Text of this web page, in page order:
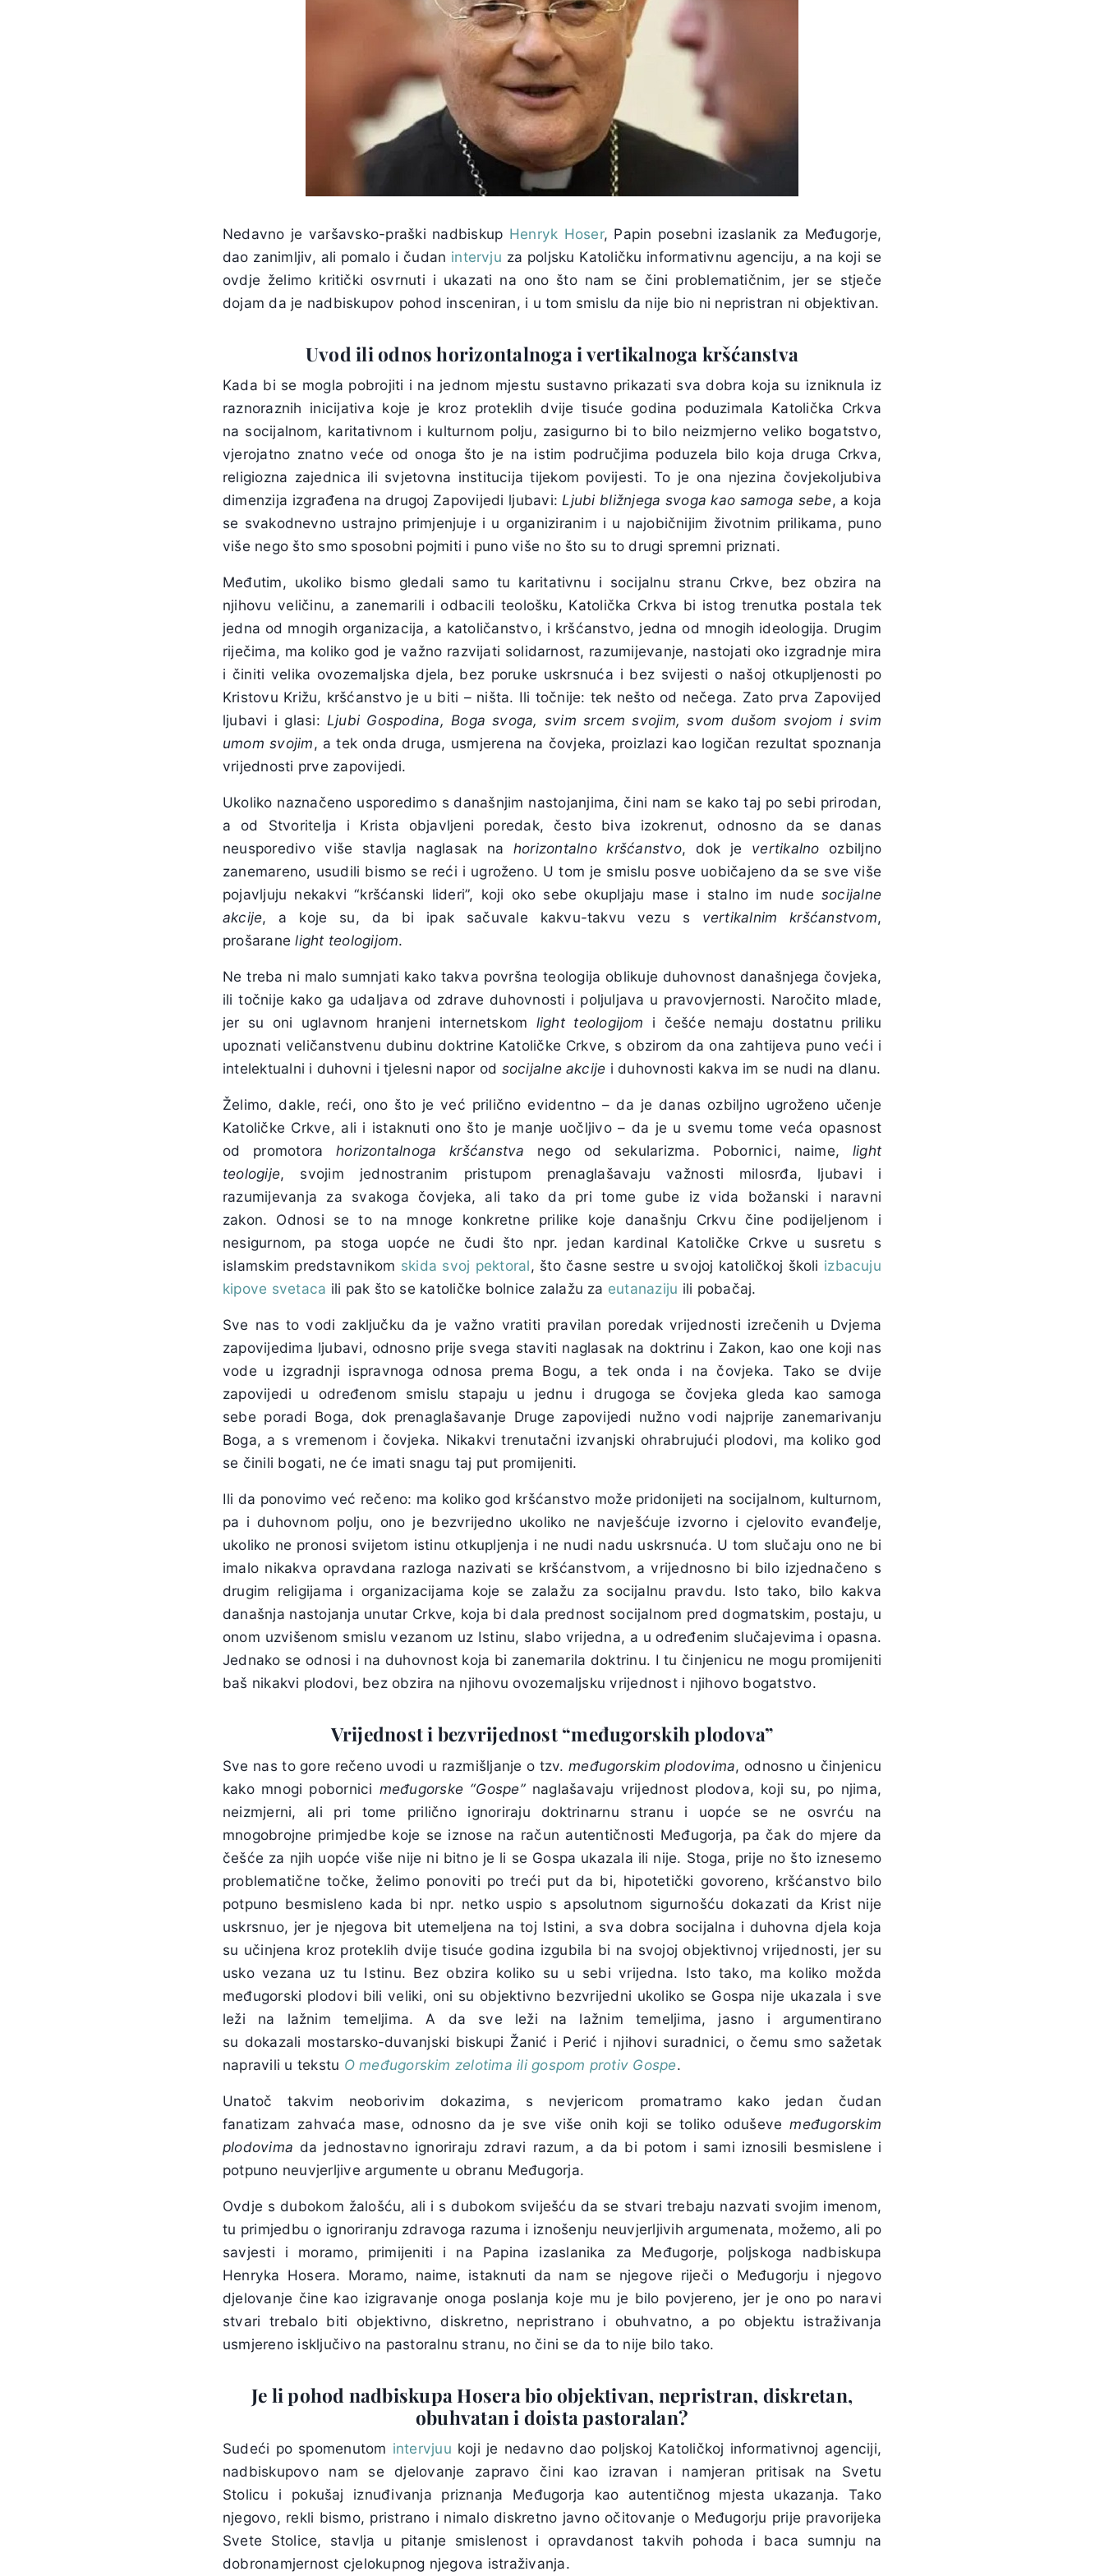
Nedavno je varšavsko-praški nadbiskup Henryk Hoser, Papin posebni izaslanik za Međugorje,
dao zanimljiv, ali pomalo i čudan intervju za poljsku Katoličku informativnu agenciju, a na koji se
ovdje želimo kritički osvrnuti i ukazati na ono što nam se čini problematičnim, jer se stječe
dojam da je nadbiskupov pohod insceniran, i u tom smislu da nije bio ni nepristran ni objektivan.
Uvod ili odnos horizontalnoga i vertikalnoga kršćanstva
Kada bi se mogla pobrojiti i na jednom mjestu sustavno prikazati sva dobra koja su izniknula iz
raznoraznih inicijativa koje je kroz proteklih dvije tisuće godina poduzimala Katolička Crkva
na socijalnom, karitativnom i kulturnom polju, zasigurno bi to bilo neizmjerno veliko bogatstvo,
vjerojatno znatno veće od onoga što je na istim područjima poduzela bilo koja druga Crkva,
religiozna zajednica ili svjetovna institucija tijekom povijesti. To je ona njezina čovjekoljubiva
dimenzija izgrađena na drugoj Zapovijedi ljubavi:Ljubi bližnjega svoga kao samoga sebe, a koja
se svakodnevno ustrajno primjenjuje i u organiziranim i u najobičnijim životnim prilikama, puno
više nego što smo sposobni pojmiti i puno više no što su to drugi spremni priznati.
Međutim, ukoliko bismo gledali samo tu karitativnu i socijalnu stranu Crkve, bez obzira na
njihovu veličinu, a zanemarili i odbacili teološku, Katolička Crkva bi istog trenutka postala tek
jedna od mnogih organizacija, a katoličanstvo, i kršćanstvo, jedna od mnogih ideologija. Drugim
riječima, ma koliko god je važno razvijati solidarnost, razumijevanje, nastojati oko izgradnje mira
i činiti velika ovozemaljska djela, bez poruke uskrsnuća i bez svijesti o našoj otkupljenosti po
Kristovu Križu, kršćanstvo je u biti – ništa. Ili točnije: tek nešto od nečega. Zato prva Zapovijed
ljubavi i glasi: Ljubi Gospodina, Boga svoga, svim srcem svojim, svom dušom svojom i svim
umom svojim, a tek onda druga, usmjerena na čovjeka, proizlazi kao logičan rezultat spoznanja
vrijednosti prve zapovijedi.
Ukoliko naznačeno usporedimo s današnjim nastojanjima, čini nam se kako taj po sebi prirodan,
a od Stvoritelja i Krista objavljeni poredak, često biva izokrenut, odnosno da se danas
neusporedivo više stavlja naglasak na horizontalno kršćanstvo, dok je vertikalno ozbiljno
zanemareno, usudili bismo se reći i ugroženo. U tom je smislu posve uobičajeno da se sve više
pojavljuju nekakvi “kršćanski lideri”, koji oko sebe okupljaju mase i stalno im nude socijalne
akcije, a koje su, da bi ipak sačuvale kakvu-takvu vezu s vertikalnim kršćanstvom,
prošaranelight teologijom.
Ne treba ni malo sumnjati kako takva površna teologija oblikuje duhovnost današnjega čovjeka,
ili točnije kako ga udaljava od zdrave duhovnosti i poljuljava u pravovjernosti. Naročito mlade,
jer su oni uglavnom hranjeni internetskom light teologijom i češće nemaju dostatnu priliku
upoznati veličanstvenu dubinu doktrine Katoličke Crkve, s obzirom da ona zahtijeva puno veći i
intelektualni i duhovni i tjelesni napor od socijalne akcije i duhovnosti kakva im se nudi na dlanu.
Želimo, dakle, reći, ono što je već prilično evidentno – da je danas ozbiljno ugroženo učenje
Katoličke Crkve, ali i istaknuti ono što je manje uočljivo – da je u svemu tome veća opasnost
od promotorahorizontalnoga kršćanstva nego od sekularizma. Pobornici, naime, light
teologije, svojim jednostranim pristupom prenaglašavaju važnosti milosrđa, ljubavi i
razumijevanja za svakoga čovjeka, ali tako da pri tome gube iz vida božanski i naravni
zakon. Odnosi se to na mnoge konkretne prilike koje današnju Crkvu čine podijeljenom i
nesigurnom, pa stoga uopće ne čudi što npr. jedan kardinal Katoličke Crkve u susretu s
islamskim predstavnikom skida svoj pektoral, što časne sestre u svojoj katoličkoj školi izbacuju
kipove svetaca ili pak što se katoličke bolnice zalažu za eutanaziju ili pobačaj.
Sve nas to vodi zaključku da je važno vratiti pravilan poredak vrijednosti izrečenih u Dvjema
zapovijedima ljubavi, odnosno prije svega staviti naglasak na doktrinu i Zakon, kao one koji nas
vode u izgradnji ispravnoga odnosa prema Bogu, a tek onda i na čovjeka. Tako se dvije
zapovijedi u određenom smislu stapaju u jednu i drugoga se čovjeka gleda kao samoga
sebe poradi Boga, dok prenaglašavanje Druge zapovijedi nužno vodi najprije zanemarivanju
Boga, a s vremenom i čovjeka. Nikakvi trenutačni izvanjski ohrabrujući plodovi, ma koliko god
se činili bogati, ne će imati snagu taj put promijeniti.
Ili da ponovimo već rečeno: ma koliko god kršćanstvo može pridonijeti na socijalnom, kulturnom,
pa i duhovnom polju, ono je bezvrijedno ukoliko ne navješćuje izvorno i cjelovito evanđelje,
ukoliko ne pronosi svijetom istinu otkupljenja i ne nudi nadu uskrsnuća. U tom slučaju ono ne bi
imalo nikakva opravdana razloga nazivati se kršćanstvom, a vrijednosno bi bilo izjednačeno s
drugim religijama i organizacijama koje se zalažu za socijalnu pravdu. Isto tako, bilo kakva
današnja nastojanja unutar Crkve, koja bi dala prednost socijalnom pred dogmatskim, postaju, u
onom uzvišenom smislu vezanom uz Istinu, slabo vrijedna, a u određenim slučajevima i opasna.
Jednako se odnosi i na duhovnost koja bi zanemarila doktrinu. I tu činjenicu ne mogu promijeniti
baš nikakvi plodovi, bez obzira na njihovu ovozemaljsku vrijednost i njihovo bogatstvo.
Vrijednost i bezvrijednost “međugorskih plodova”
Sve nas to gore rečeno uvodi u razmišljanje o tzv.međugorskim plodovima, odnosno u činjenicu
kako mnogi pobornici međugorske “Gospe” naglašavaju vrijednost plodova, koji su, po njima,
neizmjerni, ali pri tome prilično ignoriraju doktrinarnu stranu i uopće se ne osvrću na
mnogobrojne primjedbe koje se iznose na račun autentičnosti Međugorja, pa čak do mjere da
češće za njih uopće više nije ni bitno je li se Gospa ukazala ili nije. Stoga, prije no što iznesemo
problematične točke, želimo ponoviti po treći put da bi, hipotetički govoreno, kršćanstvo bilo
potpuno besmisleno kada bi npr. netko uspio s apsolutnom sigurnošću dokazati da Krist nije
uskrsnuo, jer je njegova bit utemeljena na toj Istini, a sva dobra socijalna i duhovna djela koja
su učinjena kroz proteklih dvije tisuće godina izgubila bi na svojoj objektivnoj vrijednosti, jer su
usko vezana uz tu Istinu. Bez obzira koliko su u sebi vrijedna. Isto tako, ma koliko možda
međugorski plodovi bili veliki, oni su objektivno bezvrijedni ukoliko se Gospa nije ukazala i sve
leži na lažnim temeljima. A da sve leži na lažnim temeljima, jasno i argumentirano
su dokazali mostarsko-duvanjski biskupi Žanić i Perić i njihovi suradnici, o čemu smo sažetak
napravili u tekstu O međugorskim zelotima ili gospom protiv Gospe.
Unatoč takvim neoborivim dokazima, s nevjericom promatramo kako jedan čudan
fanatizam zahvaća mase, odnosno da je sve više onih koji se toliko oduševemeđugorskim
plodovima da jednostavno ignoriraju zdravi razum, a da bi potom i sami iznosili besmislene i
potpuno neuvjerljive argumente u obranu Međugorja.
Ovdje s dubokom žalošću, ali i s dubokom sviješću da se stvari trebaju nazvati svojim imenom,
tu primjedbu o ignoriranju zdravoga razuma i iznošenju neuvjerljivih argumenata, možemo, ali po
savjesti i moramo, primijeniti i na Papina izaslanika za Međugorje, poljskoga nadbiskupa
Henryka Hosera. Moramo, naime, istaknuti da nam se njegove riječi o Međugorju i njegovo
djelovanje čine kao izigravanje onoga poslanja koje mu je bilo povjereno, jer je ono po naravi
stvari trebalo biti objektivno, diskretno, nepristrano i obuhvatno, a po objektu istraživanja
usmjereno isključivo na pastoralnu stranu, no čini se da to nije bilo tako.
Je li pohod nadbiskupa Hosera bio objektivan, nepristran, diskretan,
obuhvatan i doista pastoralan?
Sudeći po spomenutom intervjuu koji je nedavno dao poljskoj Katoličkoj informativnoj agenciji,
nadbiskupovo nam se djelovanje zapravo čini kao izravan i namjeran pritisak na Svetu
Stolicu i pokušaj iznuđivanja priznanja Međugorja kao autentičnog mjesta ukazanja. Tako
njegovo, rekli bismo, pristrano i nimalo diskretno javno očitovanje o Međugorju prije pravorijeka
Svete Stolice, stavlja u pitanje smislenost i opravdanost takvih pohoda i baca sumnju na
dobronamjernost cjelokupnog njegova istraživanja.